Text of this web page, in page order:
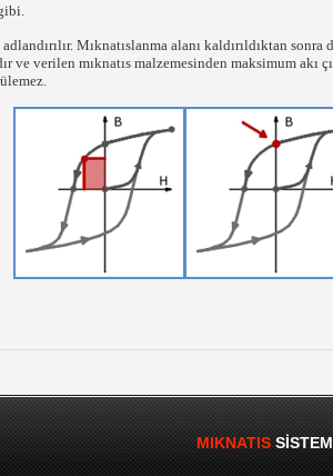
Mıknatıslanma alanı kaldırıldıktan
verilen mıknatıs malzemesinden maksimum akı
MIKNATIS